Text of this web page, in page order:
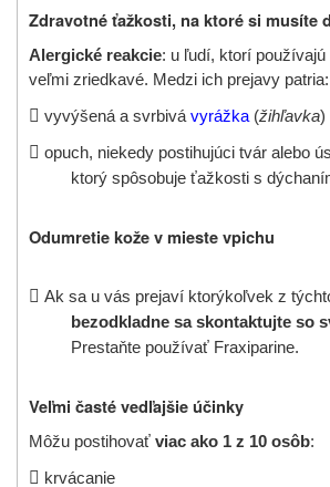
Zdravotné ťažkosti, na ktoré si musíte
Alergické reakcie: u ľudí, ktorí používajú
veľmi zriedkavé. Medzi ich prejavy patria:
 vyvýšená a svrbivá vyrážka (žihľavka)
 opuch, niekedy postihujúci tvár alebo
ktorý spôsobuje ťažkosti s
Odumretie kože v mieste vpichu
 Ak sa u vás prejaví ktorýkoľvek z
bezodkladne sa skontaktujte so
Prestaňte používať Fraxiparine.
Veľmi časté vedľajšie účinky
Môžu postihovať viac ako 1 z 10 osôb:
 krvácanie